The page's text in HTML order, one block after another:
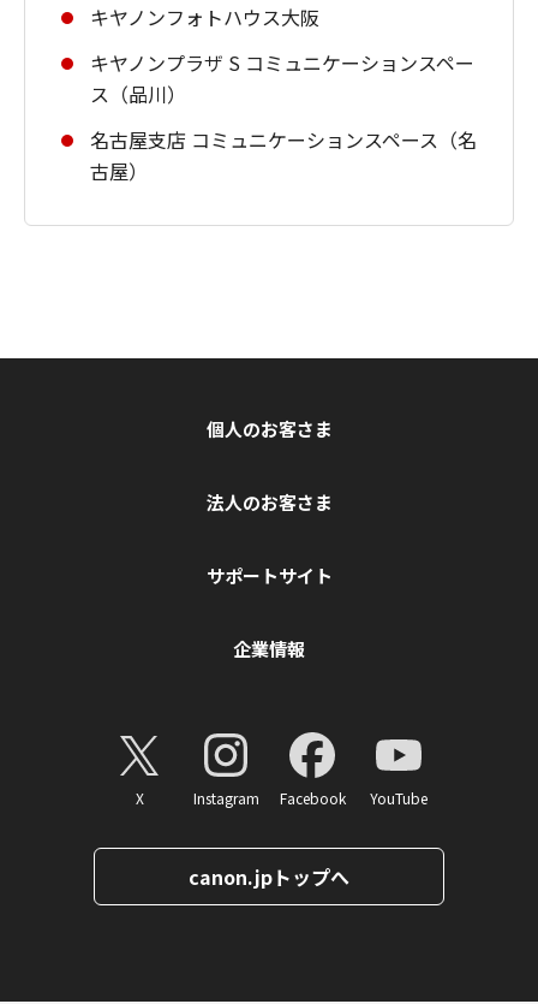
キヤノンフォトハウス大阪
キヤノンプラザ S コミュニケーションスペー
ス（品川）
名古屋支店 コミュニケーションスペース（名
古屋）
個人のお客さま
法人のお客さま
サポートサイト
企業情報
X Instagram Facebook YouTube
canon.jpトップへ